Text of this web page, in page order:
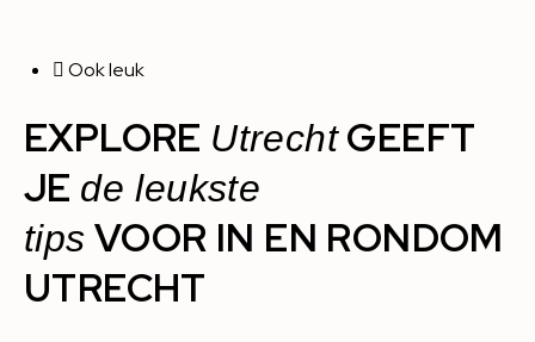
Ook leuk
EXPLORE UtrechtGEEFT
JE de leukste
tips VOOR IN EN RONDOM
UTRECHT